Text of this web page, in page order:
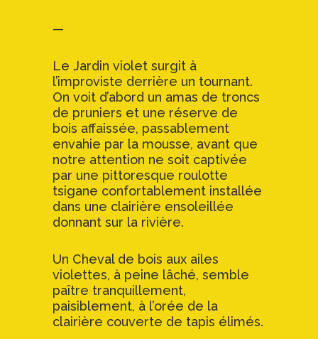
—
Le Jardin violet surgit à
l’improviste derrière un tournant.
On voit d’abord un amas de troncs
de pruniers et une réserve de
bois affaissée, passablement
envahie par la mousse, avant que
notre attention ne soit captivée
par une pittoresque roulotte
tsigane confortablement installée
dans une clairière ensoleillée
donnant sur la rivière.
Un Cheval de bois aux ailes
violettes, à peine lâché, semble
paître tranquillement,
paisiblement, à l’orée de la
clairière couverte de tapis élimés.